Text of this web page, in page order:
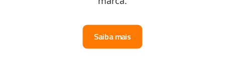
Saiba mais